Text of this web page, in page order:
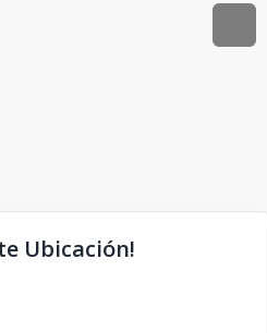
Ubicación!